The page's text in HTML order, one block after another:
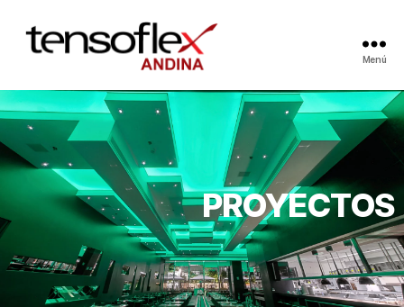
Menú
PROYECTOS